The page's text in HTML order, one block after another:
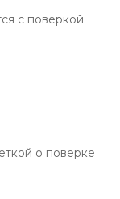
с поверкой
о поверке